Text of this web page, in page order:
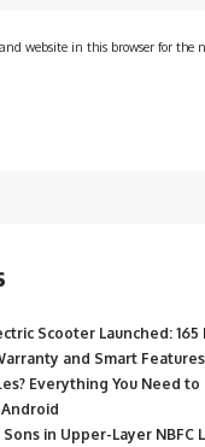
website in this browser for the
Scooter Launched: 165
and Smart Features
Everything You Need
in Upper-Layer NBFC